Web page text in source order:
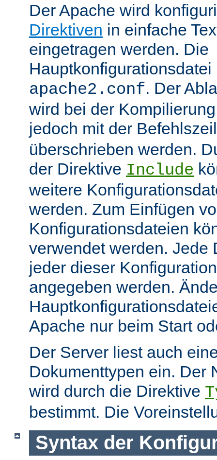
Der Apache wird
Direktiven in einfache
eingetragen werden. Die
apache2.conf. Der
wird bei der
jedoch mit der
überschrieben werden.
der Direktive Include
weitere
werden. Zum Einfügen
Konfigurationsdateien
verwendet werden. Jede
jeder dieser
angegeben werden.
Apache nur beim Start
Der Server liest auch
Dokumenttypen ein. Der
wird durch die Direktive
bestimmt. Die
Syntax der